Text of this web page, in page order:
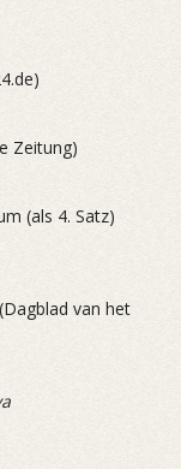
Zeitung)
(als 4. Satz)
van het